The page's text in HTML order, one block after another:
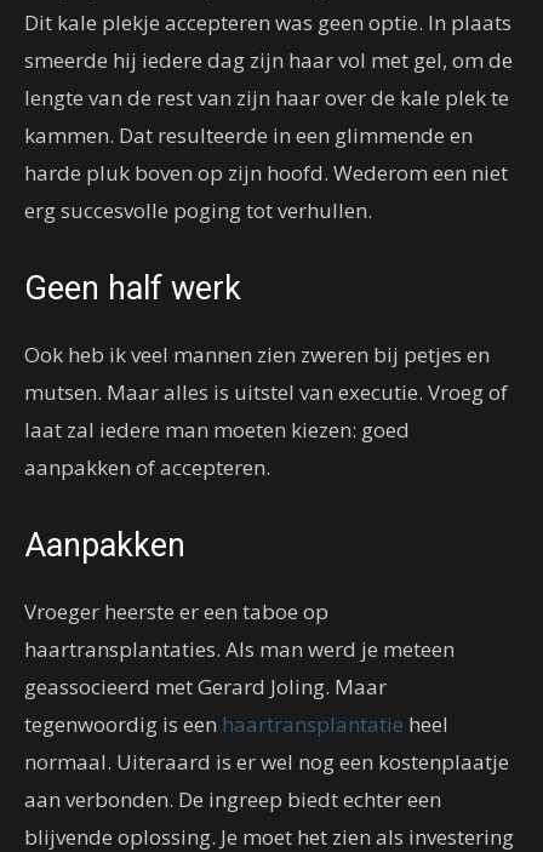
Dit kale plekje accepteren was geen optie. In plaats
smeerde hij iedere dag zijn haar vol met gel, om de
lengte van de rest van zijn haar over de kale plek te
kammen. Dat resulteerde in een glimmende en
harde pluk boven op zijn hoofd. Wederom een niet
erg succesvolle poging tot verhullen.
Geen half werk
Ook heb ik veel mannen zien zweren bij petjes en
mutsen. Maar alles is uitstel van executie. Vroeg of
laat zal iedere man moeten kiezen: goed
aanpakken of accepteren.
Aanpakken
Vroeger heerste er een taboe op
haartransplantaties. Als man werd je meteen
geassocieerd met Gerard Joling. Maar
tegenwoordig is een haartransplantatie heel
normaal. Uiteraard is er wel nog een kostenplaatje
aan verbonden. De ingreep biedt echter een
blijvende oplossing. Je moet het zien als investering